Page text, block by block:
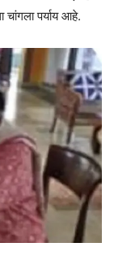
पर्याय आहे.